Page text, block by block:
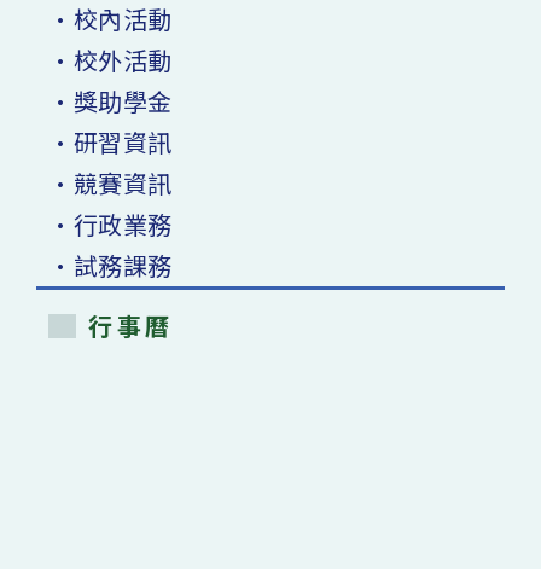
•校內活動
•校外活動
•獎助學金
•研習資訊
•競賽資訊
•行政業務
•試務課務
行事曆